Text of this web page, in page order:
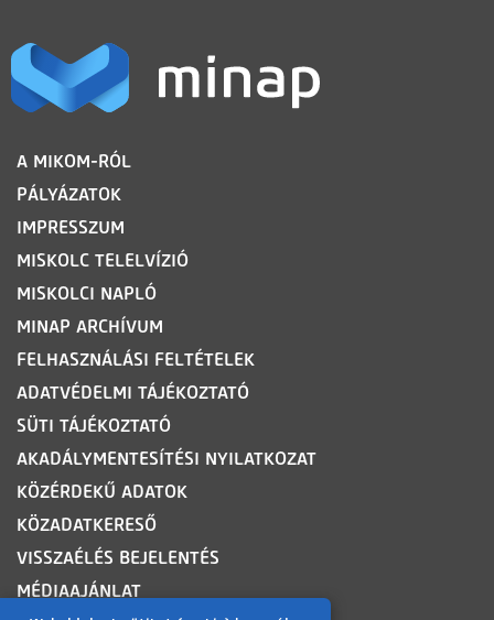
LÁBLÉC
A MIKOM-RÓL
PÁLYÁZATOK
IMPRESSZUM
MISKOLC TELELVÍZIÓ
MISKOLCI NAPLÓ
MINAP ARCHÍVUM
FELHASZNÁLÁSI FELTÉTELEK
ADATVÉDELMI TÁJÉKOZTATÓ
SÜTI TÁJÉKOZTATÓ
AKADÁLYMENTESÍTÉSI NYILATKOZAT
KÖZÉRDEKŰ ADATOK
KÖZADATKERESŐ
VISSZAÉLÉS BEJELENTÉS
MÉDIAAJÁNLAT